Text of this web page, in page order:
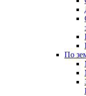
По